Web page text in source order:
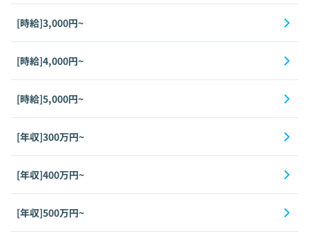
[時給]3,000円~
[時給]4,000円~
[時給]5,000円~
[年収]300万円~
[年収]400万円~
[年収]500万円~